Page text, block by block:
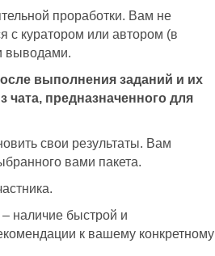
проработки. Вам не
с куратором или автором (в
выводами.
выполнения заданий и их
чата, предназначенного для
свои результаты. Вам
вами пакета.
наличие быстрой и
к вашему конкретному